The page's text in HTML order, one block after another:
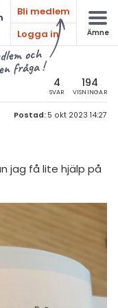
Bli medlem
Logga in
Ämne
och
fråga !
4
SVAR
194
VISNINGAR
Postad: 5 okt 2023 14:27
jag få lite hjälp på
ämnen
geometri